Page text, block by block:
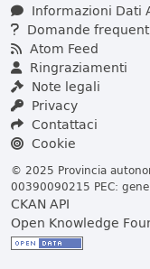
Informazioni Dati
Domande
Atom Feed
Ringraziamenti
Note legali
Privacy
Contattaci
Cookie
© 2025 Provincia
00390090215 PEC:
CKAN API
Open Knowledge